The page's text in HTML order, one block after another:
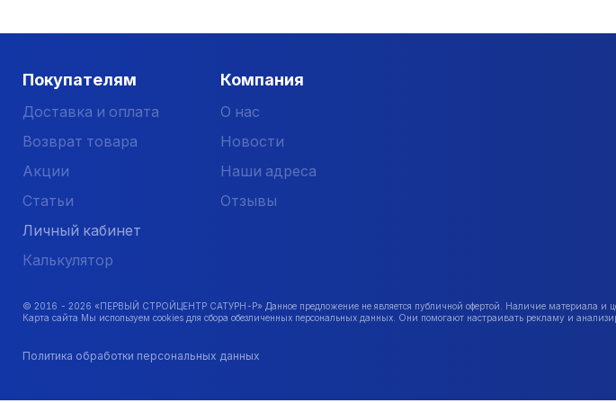
Покупателям
Доставка и оплата
Возврат товара
Акции
Статьи
Личный кабинет
Калькулятор
Компания
О нас
Новости
Наши адреса
Отзывы
© 2016 - 2026 «ПЕРВЫЙ СТРОЙЦЕНТР САТУРН-Р» Данное предложение не является публичной офертой. Наличие материала и
Карта сайта Мы используем cookies для сбора обезличенных персональных данных. Они помогают настраивать рекламу и
Политика обработки персональных данных